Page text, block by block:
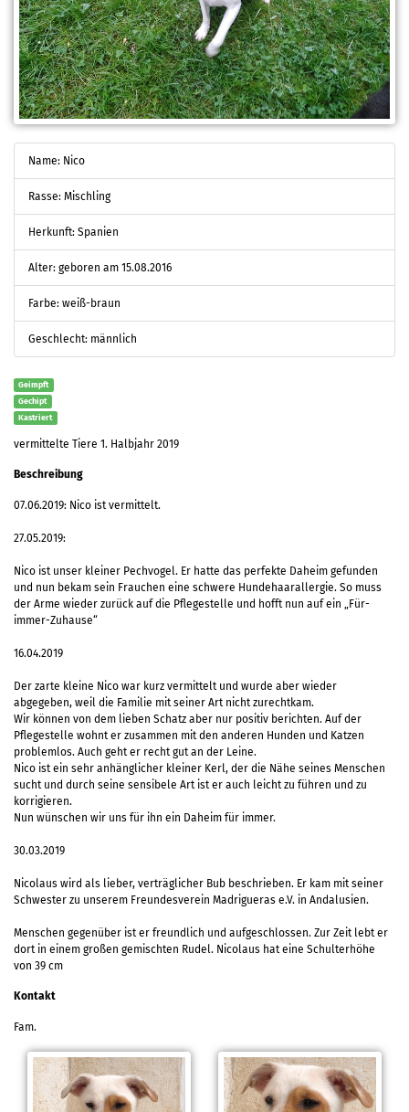
Name: Nico
Rasse: Mischling
Herkunft: Spanien
Alter: geboren am 15.08.2016
Farbe: weiß-braun
Geschlecht: männlich
Geimpft
Gechipt
Kastriert
vermittelte Tiere 1. Halbjahr 2019
Beschreibung
07.06.2019: Nico ist vermittelt.
27.05.2019:
Nico ist unser kleiner Pechvogel. Er hatte das perfekte Daheim gefunden
und nun bekam sein Frauchen eine schwere Hundehaarallergie. So muss
der Arme wieder zurück auf die Pflegestelle und hofft nun auf ein „Für-
immer-Zuhause“
16.04.2019
Der zarte kleine Nico war kurz vermittelt und wurde aber wieder
abgegeben, weil die Familie mit seiner Art nicht zurechtkam.
Wir können von dem lieben Schatz aber nur positiv berichten. Auf der
Pflegestelle wohnt er zusammen mit den anderen Hunden und Katzen
problemlos. Auch geht er recht gut an der Leine.
Nico ist ein sehr anhänglicher kleiner Kerl, der die Nähe seines Menschen
sucht und durch seine sensibele Art ist er auch leicht zu führen und zu
korrigieren.
Nun wünschen wir uns für ihn ein Daheim für immer.
30.03.2019
Nicolaus wird als lieber, verträglicher Bub beschrieben. Er kam mit seiner
Schwester zu unserem Freundesverein Madrigueras e.V. in Andalusien.
Menschen gegenüber ist er freundlich und aufgeschlossen. Zur Zeit lebt er
dort in einem großen gemischten Rudel. Nicolaus hat eine Schulterhöhe
von 39 cm
Kontakt
Fam.